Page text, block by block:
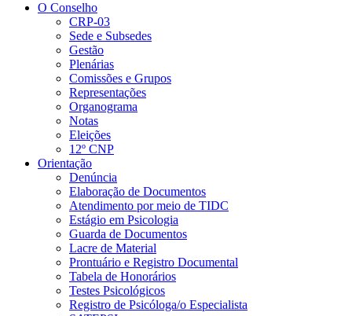
O Conselho
CRP-03
Sede e Subsedes
Gestão
Plenárias
Comissões e Grupos
Representações
Organograma
Notas
Eleições
12º CNP
Orientação
Denúncia
Elaboração de Documentos
Atendimento por meio de TIDC
Estágio em Psicologia
Guarda de Documentos
Lacre de Material
Prontuário e Registro Documental
Tabela de Honorários
Testes Psicológicos
Registro de Psicóloga/o Especialista